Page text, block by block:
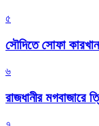
৫
সৌদিতে সোফা
৬
রাজধানীর মগবাজারে